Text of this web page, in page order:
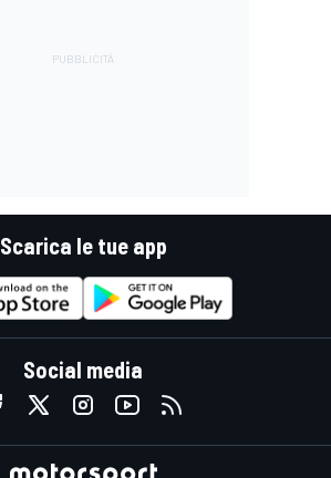
Scarica le tue app
Social media